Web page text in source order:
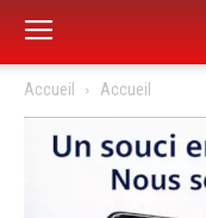
Accueil Accueil